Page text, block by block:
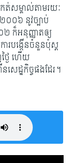
ត់សម្គាល់តាមរយៈ
២០០៦ នូវច្បាប់
២ ក៏អនុញ្ញាតឲ្យ
បង្កើន​ចំនួន​​ប៉ុស្ត​
ងៃ ហើយ
ដ្ឋកិច្ចផងដែរ។